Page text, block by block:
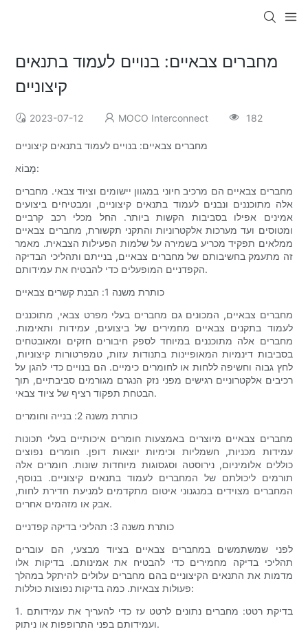
מחברים צבאיים: בנויים לעמוד בתנאים
קיצוניים
2023-07-12 MOCO Interconnect 182
מחברים צבאיים: בנויים לעמוד בתנאים קיצוניים
מָבוֹא:
מחברים צבאיים הם מרכיב חיוני במגוון יישומים וציוד צבאי. מחברים
אלה מתוכננים ונבנים לעמוד בתנאים קיצוניים, ומבטיחים ביצועים
אמינים אפילו בסביבות הקשות ביותר. החל מכלי רכב קרביים
ומטוסים ועד מערכות אלקטרוניות והתקני תקשורת, מחברים צבאיים
ממלאים תפקיד מכריע בשמירה על שלמות הפעילות הצבאית. מאמר
זה מתעמק בחשיבותם של מחברים צבאיים, בנייתם ​​ותהליכי הבדיקה
הקפדניים המופעלים כדי להבטיח את עמידותם.
כותרת משנה 1: הבנת קשרים צבאיים
מחברים צבאיים, המכונים גם מחברים בעלי מפרט צבאי, מתוכננים
לעמוד בתקנים צבאיים מחמירים של ביצועים, עמידות ותאימות.
מחברים אלה מתוכננים במיוחד לספק חיבורים חזקים ומאובטחים
בסביבות דינמיות המאופיינות בתנודות עזות, טמפרטורות קיצוניות,
לחץ גבוה וחשיפה ללחות או לחומרים כימיים. הם בנויים כדי להגן על
רכיבים אלקטרוניים רגישים מפני נזק הנגרם מגורמים סביבתיים, תוך
הבטחת תפקוד רציף של ציוד צבאי.
כותרת משנה 2: בנייה וחומרים
מחברים צבאיים מיוצרים באמצעות חומרים איכותיים בעלי תכונות
עמידות מכניות, חשמליות וכימיות יוצאות דופן. חומרים נפוצים
כוללים אלומיניום, נירוסטה וסגסוגות מיוחדות שונות. חומרים אלה
תורמים ליכולתם של המחברים לעמוד בתנאים קיצוניים. בנוסף,
המחברים מצוידים במנגנוני איטום מתקדמים למניעת חדירת לחות,
אבק או מזהמים אחרים.
כותרת משנה 3: תהליכי בדיקה קפדניים
לפני שמשתמשים במחברים צבאיים בציוד מבצעי, הם עוברים
תהליכי בדיקה מחמירים כדי להבטיח את אמינותם. בדיקות אלו
מדמות את התנאים הקיצוניים בהם מחברים עלולים להיתקל במהלך
פעולות צבאיות. כמה בדיקות נפוצות כוללות:
1. בדיקת רטט: מחברים נתונים לרטט עז כדי להעריך את עמידותם
ועמידותם בפני התרופפות או ניתוק.